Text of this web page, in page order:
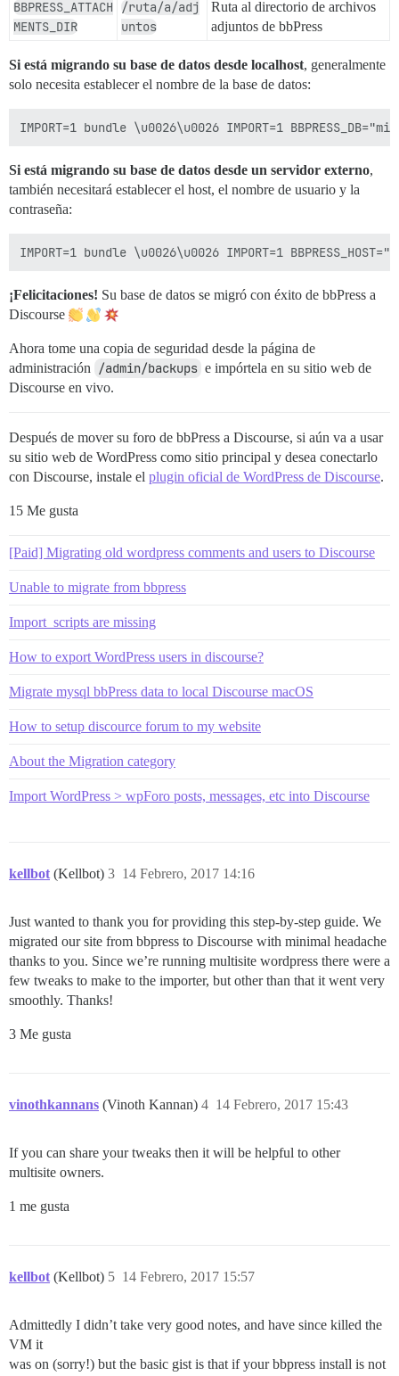
BBPRESS_ATTACH
MENTS_DIR
/ruta/a/adj
untos
Ruta al directorio de archivos
adjuntos de bbPress
Si está migrando su base de datos desde localhost, generalmente
solo necesita establecer el nombre de la base de datos:
Si está migrando su base de datos desde un servidor externo,
también necesitará establecer el host, el nombre de usuario y la
contraseña:
¡Felicitaciones! Su base de datos se migró con éxito de bbPress a
Discourse
Ahora tome una copia de seguridad desde la página de
administración
/admin/backups e impórtela en su sitio web de
Discourse en vivo.
Después de mover su foro de bbPress a Discourse, si aún va a usar
su sitio web de WordPress como sitio principal y desea conectarlo
con Discourse, instale el plugin oficial de WordPress de Discourse.
15 Me gusta
[Paid] Migrating old wordpress comments and users to Discourse
Unable to migrate from bbpress
Import_scripts are missing
How to export WordPress users in discourse?
Migrate mysql bbPress data to local Discourse macOS
How to setup discource forum to my website
About the Migration category
Import WordPress > wpForo posts, messages, etc into Discourse
kellbot (Kellbot) 14 Febrero, 2017 14:16
3
Just wanted to thank you for providing this step-by-step guide. We
migrated our site from bbpress to Discourse with minimal headache
thanks to you. Since we’re running multisite wordpress there were a
few tweaks to make to the importer, but other than that it went very
smoothly. Thanks!
3 Me gusta
vinothkannans (Vinoth Kannan) 14 Febrero, 2017 15:43
4
If you can share your tweaks then it will be helpful to other
multisite owners.
1 me gusta
kellbot (Kellbot) 14 Febrero, 2017 15:57
5
Admittedly I didn’t take very good notes, and have since killed the
VM it
was on (sorry!) but the basic gist is that if your bbpress install is not